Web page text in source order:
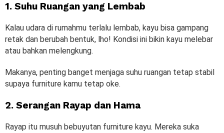
1. Suhu Ruangan yang Lembab
Kalau udara di rumahmu terlalu lembab, kayu bisa gampang
retak dan berubah bentuk, lho! Kondisi ini bikin kayu melebar
atau bahkan melengkung.
Makanya, penting banget menjaga suhu ruangan tetap stabil
supaya furniture kamu tetap oke.
2. Serangan Rayap dan Hama
Rayap itu musuh bebuyutan furniture kayu. Mereka suka